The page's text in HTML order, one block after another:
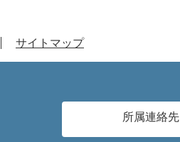
サイトマップ
所属連絡先